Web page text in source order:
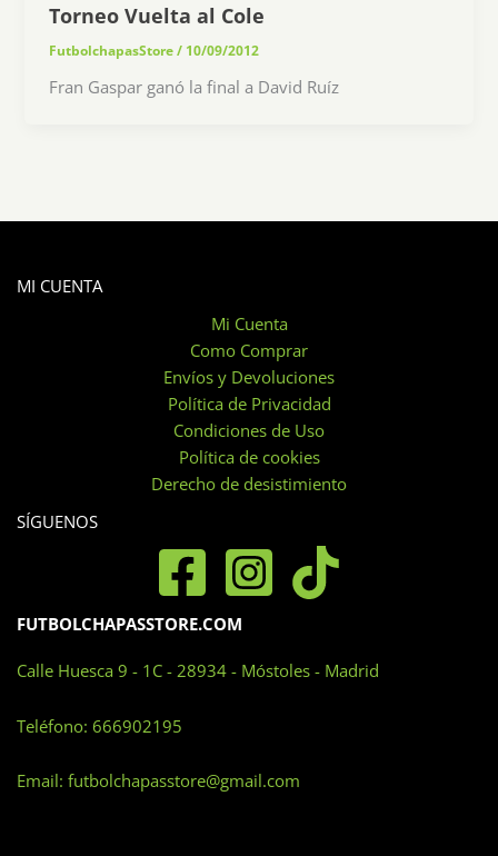
Torneo Vuelta al Cole
FutbolchapasStore/ 10/09/2012
Fran Gaspar ganó la final a David Ruíz
MI CUENTA
Mi Cuenta
Como Comprar
Envíos y Devoluciones
Política de Privacidad
Condiciones de Uso
Política de cookies
Derecho de desistimiento
SÍGUENOS
FUTBOLCHAPASSTORE.COM
Calle Huesca 9 - 1C - 28934 - Móstoles - Madrid
Teléfono: 666902195
Email: futbolchapasstore@gmail.com